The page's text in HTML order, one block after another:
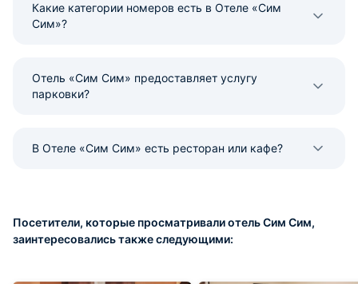
Какие категории номеров есть в Отеле «Сим
Сим»?
Отель «Сим Сим» предоставляет услугу
парковки?
В Отеле «Сим Сим» есть ресторан или кафе?
Посетители, которые просматривали отель Сим Сим,
заинтересовались также следующими: